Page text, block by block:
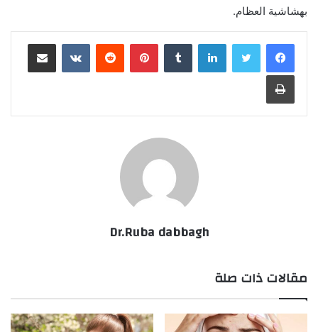
بهشاشية العظام.
لينكدإن بينتيريست
Dr.Ruba dabbagh
مقالات ذات صلة